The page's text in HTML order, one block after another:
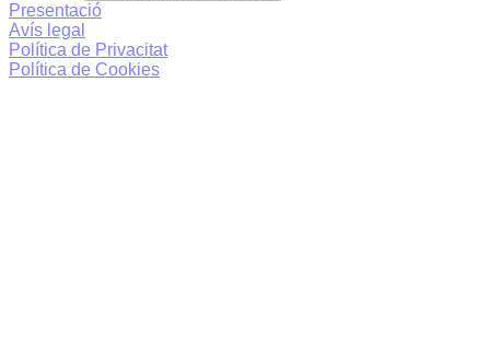
Presentació
Avís legal
Política de Privacitat
Política de Cookies